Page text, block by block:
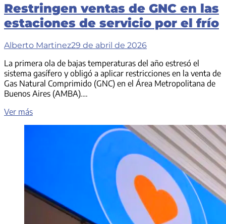
Restringen ventas de GNC en las
estaciones de servicio por el frío
Alberto Martinez29 de abril de 2026
La primera ola de bajas temperaturas del año estresó el
sistema gasífero y obligó a aplicar restricciones en la venta de
Gas Natural Comprimido (GNC) en el Área Metropolitana de
Buenos Aires (AMBA).…
Ver másRestringen
servicio
por